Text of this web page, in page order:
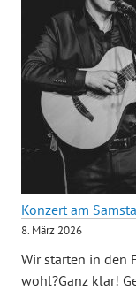
Konzert am
8. März 2026
Wir starten in den
wohl?Ganz klar!